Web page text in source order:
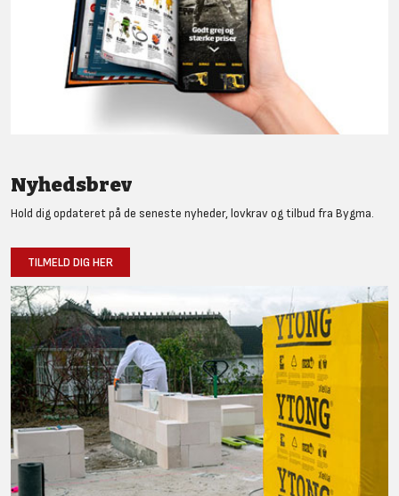
Nyhedsbrev
Hold dig opdateret på de seneste nyheder, lovkrav og tilbud fra Bygma.
TILMELD DIG HER